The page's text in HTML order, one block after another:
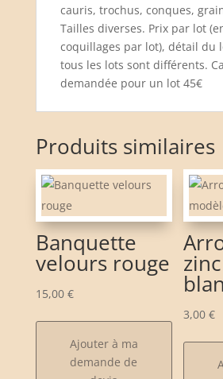
cauris, trochus, conques,
Tailles diverses. Prix par lot
coquillages par lot), détail du
tous les lots sont différents.
demandée pour un lot 45€
Produits similaires
Banquette
velours rouge
15,00 €
Ajouter à ma
demande de
3,00€